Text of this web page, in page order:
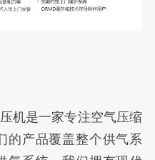
是一家专注空气压缩
的产品覆盖整个供气系